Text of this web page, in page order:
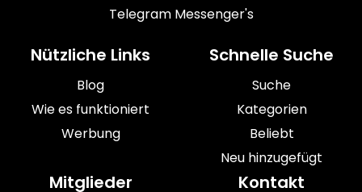
Telegram Messenger's
Nützliche Links
Blog
Wie es funktioniert
Werbung
Schnelle Suche
Suche
Kategorien
Beliebt
Neu hinzugefügt
Mitglieder Kontakt